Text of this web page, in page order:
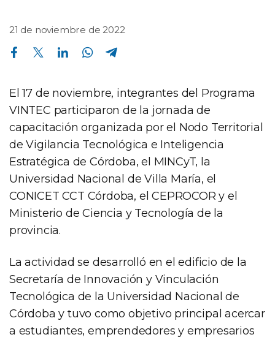
21 de noviembre de 2022
Compartir en Facebook Compartir en Twitter Compartir en Linkedin Compartir en Whatsapp
El 17 de noviembre, integrantes del Programa
VINTEC participaron de la jornada de
capacitación organizada por el Nodo Territorial
de Vigilancia Tecnológica e Inteligencia
Estratégica de Córdoba, el MINCyT, la
Universidad Nacional de Villa María, el
CONICET CCT Córdoba, el CEPROCOR y el
Ministerio de Ciencia y Tecnología de la
provincia.
La actividad se desarrolló en el edificio de la
Secretaría de Innovación y Vinculación
Tecnológica de la Universidad Nacional de
Córdoba y tuvo como objetivo principal acercar
a estudiantes, emprendedores y empresarios